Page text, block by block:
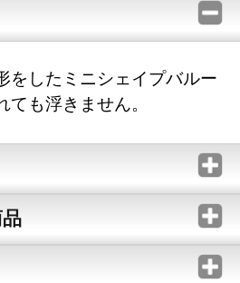
をしたミニシェイプバルー
も浮きません。